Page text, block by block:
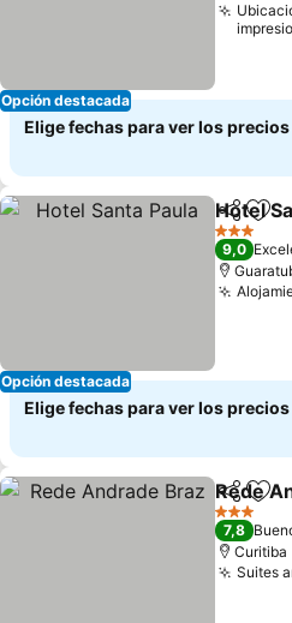
Opción destacada
Elige fechas para ver los
Opción destacada
Hotel
3 Estrellas
9,0
Elige fechas para ver los
Rede
3 Estrellas
7,8
Curitiba
Suites